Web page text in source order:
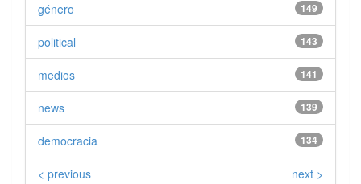
149
género
143
political
141
medios
139
news
134
democracia
< previous next >